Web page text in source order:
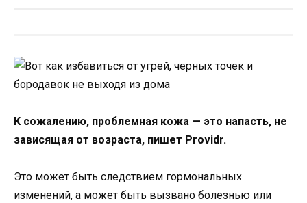
К сожалению, проблемная кожа — это напасть, не
зависящая от возраста, пишет Providr.
Это может быть следствием гормональных
изменений, а может быть вызвано болезнью или